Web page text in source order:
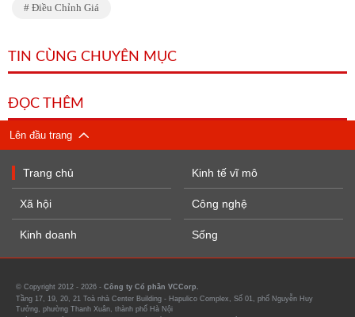
Điều Chỉnh Giá
TIN CÙNG CHUYÊN MỤC
ĐỌC THÊM
Lên đầu trang
Trang chủ
Xã hội
Kinh doanh
Kinh tế vĩ mô
Công nghệ
Sống
© Copyright 2012 - 2026 - Công ty Cổ phần VCCorp.
Tầng 17, 19, 20, 21 Toà nhà Center Building - Hapulico Complex, Số 01, phố Nguyễn Huy
Tưởng, phường Thanh Xuân, thành phố Hà Nội